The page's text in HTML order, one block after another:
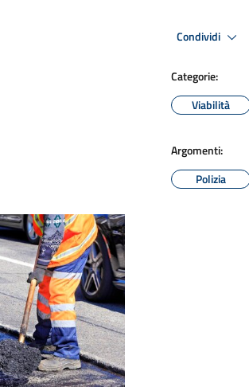
Condividi
Categorie:
Viabilità
Argomenti:
Polizia